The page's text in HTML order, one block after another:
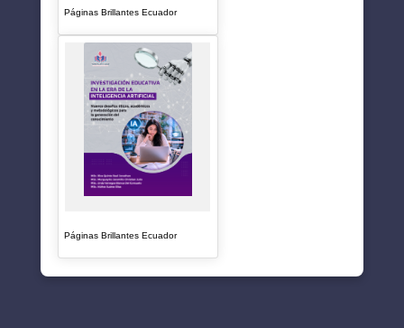
Páginas Brillantes Ecuador
Páginas Brillantes Ecuador